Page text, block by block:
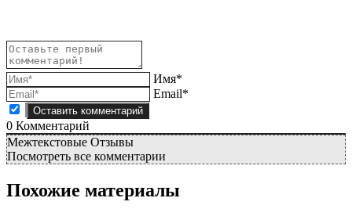
Имя*
Email*
0 Комментарий
Межтекстовые Отзывы
Посмотреть все комментарии
Похожие материалы